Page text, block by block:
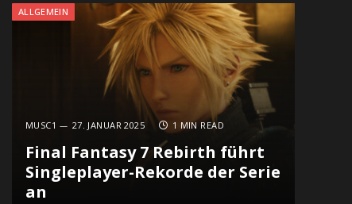
ALLGEMEIN
MUSC1 27. JANUAR 2025 1 MIN READ
Final Fantasy 7 Rebirth führt
Singleplayer-Rekorde der Serie
an